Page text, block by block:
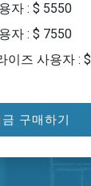
자 : $ 5550
자 : $ 7550
이즈 사용자 : $
금 구매하기